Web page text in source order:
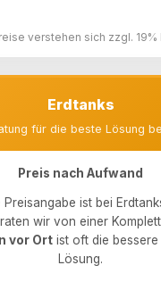
verstehen sich zzgl. 19%
Erdtanks
für die beste Lösung
Preis nach Aufwand
Preisangabe ist bei
wir von einer
vor Ort ist oft die
Lösung.